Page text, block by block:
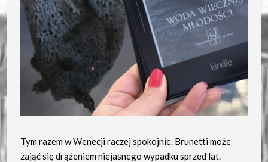
Tym razem w Wenecji raczej spokojnie. Brunetti może
zająć się drążeniem niejasnego wypadku sprzed lat.